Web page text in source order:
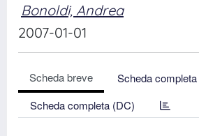
Bonoldi, Andrea
2007-01-01
Scheda breve
Scheda completa
Scheda completa (DC)